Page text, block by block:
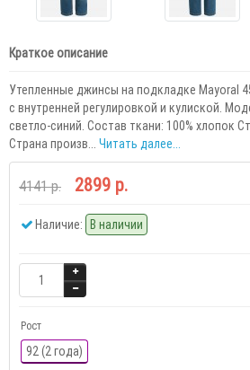
Краткое описание
Утепленные джинсы на подкладке Mayoral
с внутренней регулировкой и кулиской.
светло-синий. Состав ткани: 100% хлопок
Страна произв... Читать далее...
4141 р. 2899 р.
Наличие: В наличии
Рост
92 (2 года)